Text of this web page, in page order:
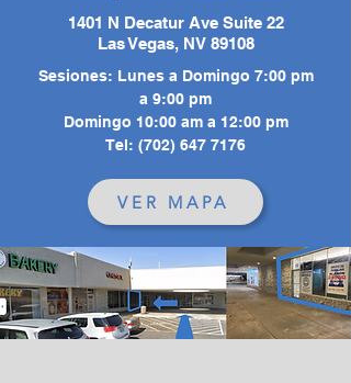
1401 N Decatur Ave Suite 22
Las Vegas, NV 89108
Sesiones: Lunes a Domingo 7:00 pm
a 9:00 pm
Domingo 10:00 am a 12:00 pm
Tel: (702) 647 7176
VER MAPA